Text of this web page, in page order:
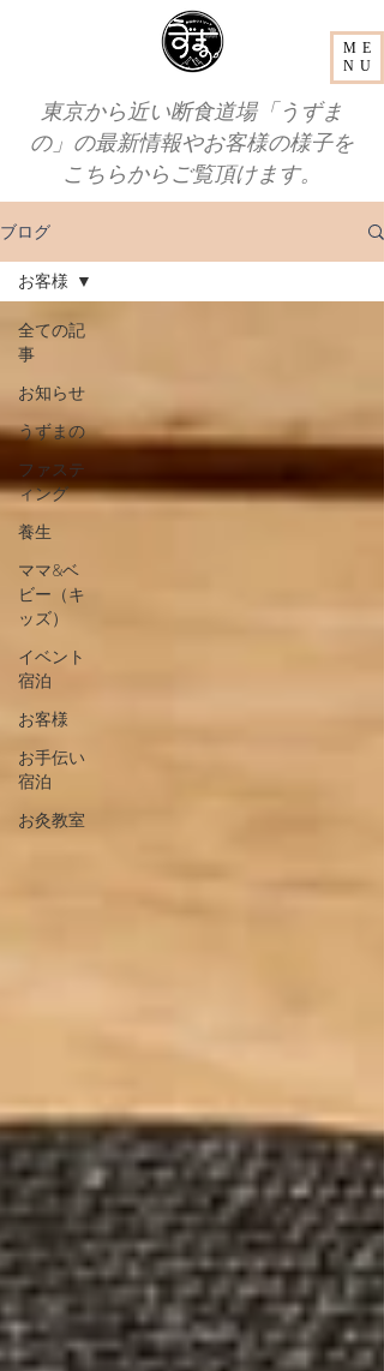
ME
NU
東京から近い断食道場「うずま
の」の最新情報やお客様の様子を
こちらからご覧頂けます。
ブログ
全ての記
事
お知らせ
うずまの
ファステ
ィング
養生
ママ&ベ
ビー（キ
ッズ）
イベント
宿泊
お客様
お手伝い
宿泊
お灸教室
お客様